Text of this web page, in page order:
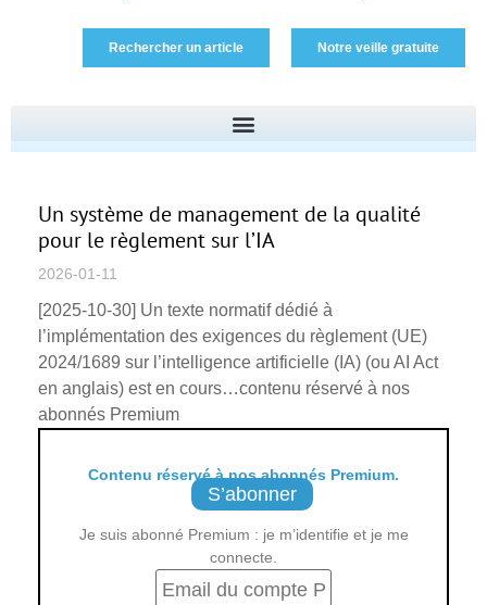
Rechercher un article Notre veille gratuite
Un système de management de la qualité
pour le règlement sur l’IA
2026-01-11
[2025-10-30] Un texte normatif dédié à
l’implémentation des exigences du règlement (UE)
2024/1689 sur l’intelligence artificielle (IA) (ou AI Act
en anglais) est en cours…contenu réservé à nos
abonnés Premium
Contenu réservé à nos abonnés Premium.
S’abonner
Je suis abonné Premium : je m’identifie et je me
connecte.